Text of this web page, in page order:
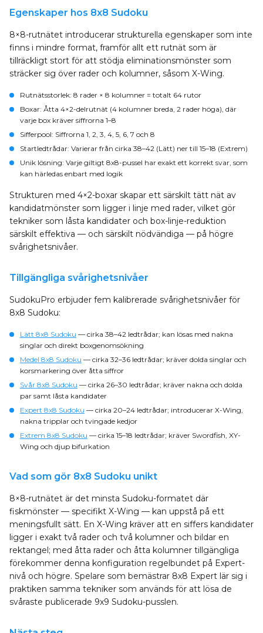
Egenskaper hos 8x8 Sudoku
8×8-rutnätet introducerar strukturella egenskaper som inte
finns i mindre format, framför allt ett rutnät som är
tillräckligt stort för att stödja eliminationsmönster som
sträcker sig över rader och kolumner, såsom X-Wing.
Rutnätsstorlek: 8 rader × 8 kolumner = totalt 64 rutor
Boxar: Åtta 4×2-delrutnät (4 kolumner breda, 2 rader höga), där
varje box kräver siffrorna 1–8
Sifferpool: Siffrorna 1, 2, 3, 4, 5, 6, 7 och 8
Startledtrådar: Varierar från cirka 38–42 (Lätt) ner till 15–18 (Extrem)
Unik lösning: Varje giltigt 8x8-pussel har exakt ett korrekt svar, som
kan härledas enbart med logik
Strukturen med 4×2-boxar skapar ett särskilt tätt nät av
kandidatmönster som ligger i linje med rader, vilket gör
tekniker som låsta kandidater och box-linje-reduktion
särskilt effektiva — och särskilt nödvändiga — på högre
svårighetsnivåer.
Tillgängliga svårighetsnivåer
SudokuPro erbjuder fem kalibrerade svårighetsnivåer för
8x8 Sudoku:
Lätt 8x8 Sudoku — cirka 38–42 ledtrådar; kan lösas med nakna
singlar och direkt boxgenomsökning
Medel 8x8 Sudoku — cirka 32–36 ledtrådar; kräver dolda singlar och
korsmarkering över åtta siffror
Svår 8x8 Sudoku — cirka 26–30 ledtrådar; kräver nakna och dolda
par samt låsta kandidater
Expert 8x8 Sudoku — cirka 20–24 ledtrådar; introducerar X-Wing,
nakna tripplar och tvingade kedjor
Extrem 8x8 Sudoku — cirka 15–18 ledtrådar; kräver Swordfish, XY-
Wing och djup bifurkation
Vad som gör 8x8 Sudoku unikt
8×8-rutnätet är det minsta Sudoku-formatet där
fiskmönster — specifikt X-Wing — kan uppstå på ett
meningsfullt sätt. En X-Wing kräver att en siffers kandidater
ligger i exakt två rader och två kolumner och bildar en
rektangel; med åtta rader och åtta kolumner tillgängliga
förekommer denna konfiguration regelbundet på Expert-
nivå och högre. Spelare som bemästrar 8x8 Expert lär sig i
praktiken samma tekniker som används för att lösa de
svåraste publicerade 9x9 Sudoku-pusslen.